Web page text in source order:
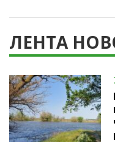
ЛЕНТА